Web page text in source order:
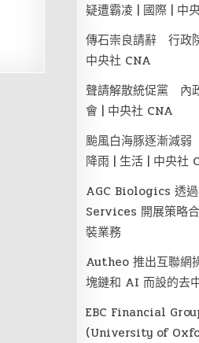
疑遭霸凌 | 國際 | 中
傳石崇良請辭 行政
中央社 CNA
聲請解散統促黨 內
會 | 中央社 CNA
颱風白海豚逐漸減
降雨 | 生活 | 中央社
AGC Biologics 透
Services 開展策略
裝業務
Autheo 推出互聯網
塊鏈和 AI 而設的去
EBC Financial
(University of